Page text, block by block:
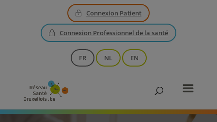
Connexion Patient
Connexion Professionnel de la santé
FR NL EN